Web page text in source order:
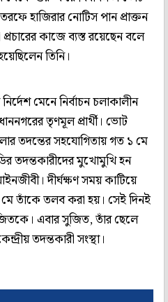
হাজিরার নোটিস পান প্রাক্তন
কাজে ব্যস্ত রয়েছেন বলে
তিনি।
মেনে নির্বাচন চলাকালীন
তৃণমূল প্রার্থী। ভোট
তদন্তের সহযোগিতায় গত ১ মে
তদন্তকারীদের মুখোমুখি হন
দীর্ঘক্ষণ সময় কাটিয়ে
তাঁকে তলব করা হয়। সেই দিনই
এবার সুজিত, তাঁর ছেলে
তদন্তকারী সংস্থা।